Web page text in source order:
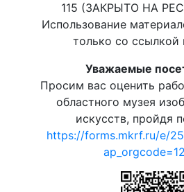
115 (ЗАКРЫТО НА
Использование
только со ссылкой
Уважаемые
Просим вас оценить
областного музея
искусств, пройдя
https://forms.mkrf.ru/e/